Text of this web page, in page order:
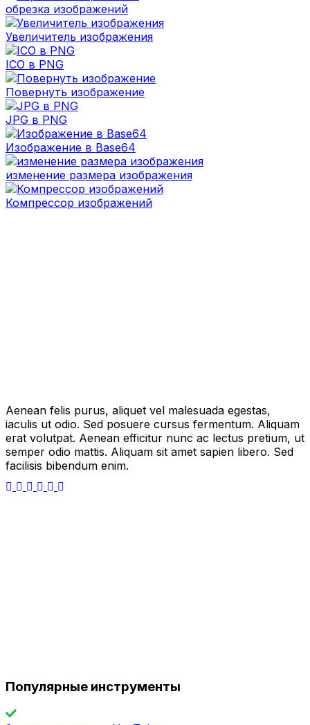
обрезка изображений
Увеличитель изображения
ICO в PNG
Повернуть изображение
JPG в PNG
Изображение в Base64
изменение размера изображения
Компрессор изображений
Aenean felis purus, aliquet vel malesuada egestas,
iaculis ut odio. Sed posuere cursus fermentum. Aliquam
erat volutpat. Aenean efficitur nunc ac lectus pretium, ut
semper odio mattis. Aliquam sit amet sapien libero. Sed
facilisis bibendum enim.
Популярные инструменты